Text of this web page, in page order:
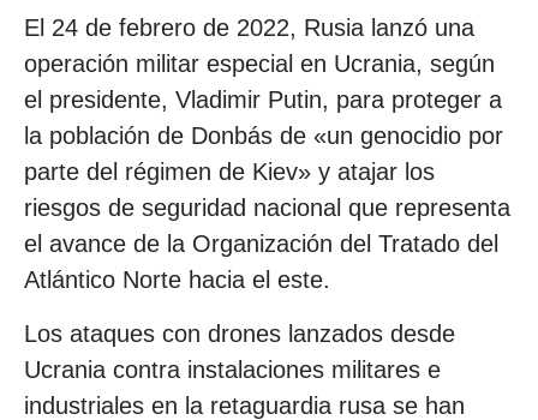
El 24 de febrero de 2022, Rusia lanzó una
operación militar especial en Ucrania, según
el presidente, Vladimir Putin, para proteger a
la población de Donbás de «un genocidio por
parte del régimen de Kiev» y atajar los
riesgos de seguridad nacional que representa
el avance de la Organización del Tratado del
Atlántico Norte hacia el este.
Los ataques con drones lanzados desde
Ucrania contra instalaciones militares e
industriales en la retaguardia rusa se han